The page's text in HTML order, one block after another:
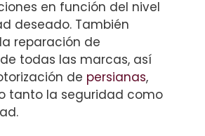
en función del nivel
deseado. También
reparación de
todas las marcas, así
de persianas,
tanto la seguridad como